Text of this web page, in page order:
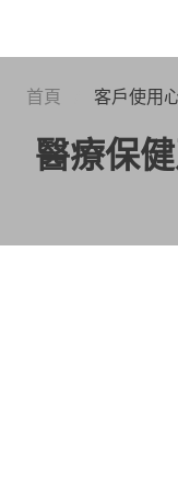
首頁 客戶使用
醫療保